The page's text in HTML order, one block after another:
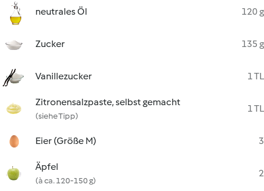
neutrales Öl 120 g
Zucker 135 g
Vanillezucker 1 TL
Zitronensalzpaste, selbst gemacht
(siehe Tipp)
1 TL
Eier (Größe M) 3
Äpfel
(à ca. 120-150 g)
2